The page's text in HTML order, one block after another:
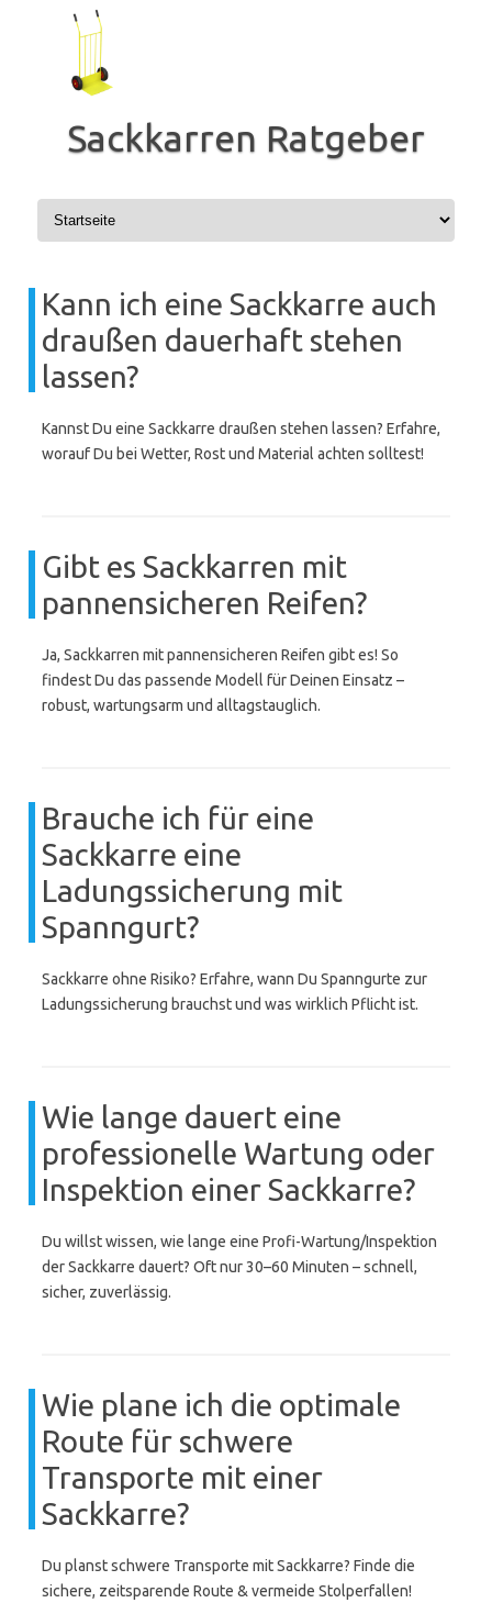
springen
Sackkarren Ratgeber
Kann ich eine Sackkarre auch
draußen dauerhaft stehen
lassen?
Kannst Du eine Sackkarre draußen stehen lassen? Erfahre,
worauf Du bei Wetter, Rost und Material achten solltest!
Gibt es Sackkarren mit
pannensicheren Reifen?
Ja, Sackkarren mit pannensicheren Reifen gibt es! So
findest Du das passende Modell für Deinen Einsatz –
robust, wartungsarm und alltagstauglich.
Brauche ich für eine
Sackkarre eine
Ladungssicherung mit
Spanngurt?
Sackkarre ohne Risiko? Erfahre, wann Du Spanngurte zur
Ladungssicherung brauchst und was wirklich Pflicht ist.
Wie lange dauert eine
professionelle Wartung oder
Inspektion einer Sackkarre?
Du willst wissen, wie lange eine Profi-Wartung/Inspektion
der Sackkarre dauert? Oft nur 30–60 Minuten – schnell,
sicher, zuverlässig.
Wie plane ich die optimale
Route für schwere
Transporte mit einer
Sackkarre?
Du planst schwere Transporte mit Sackkarre? Finde die
sichere, zeitsparende Route & vermeide Stolperfallen!